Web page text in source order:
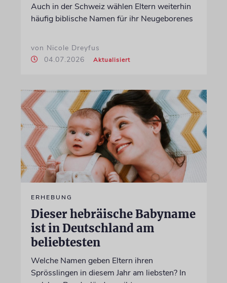
Auch in der Schweiz wählen Eltern weiterhin
häufig biblische Namen für ihr Neugeborenes
von Nicole Dreyfus
04.07.2026
Aktualisiert
ERHEBUNG
Dieser hebräische Babyname
ist in Deutschland am
beliebtesten
Welche Namen geben Eltern ihren
Sprösslingen in diesem Jahr am liebsten? In